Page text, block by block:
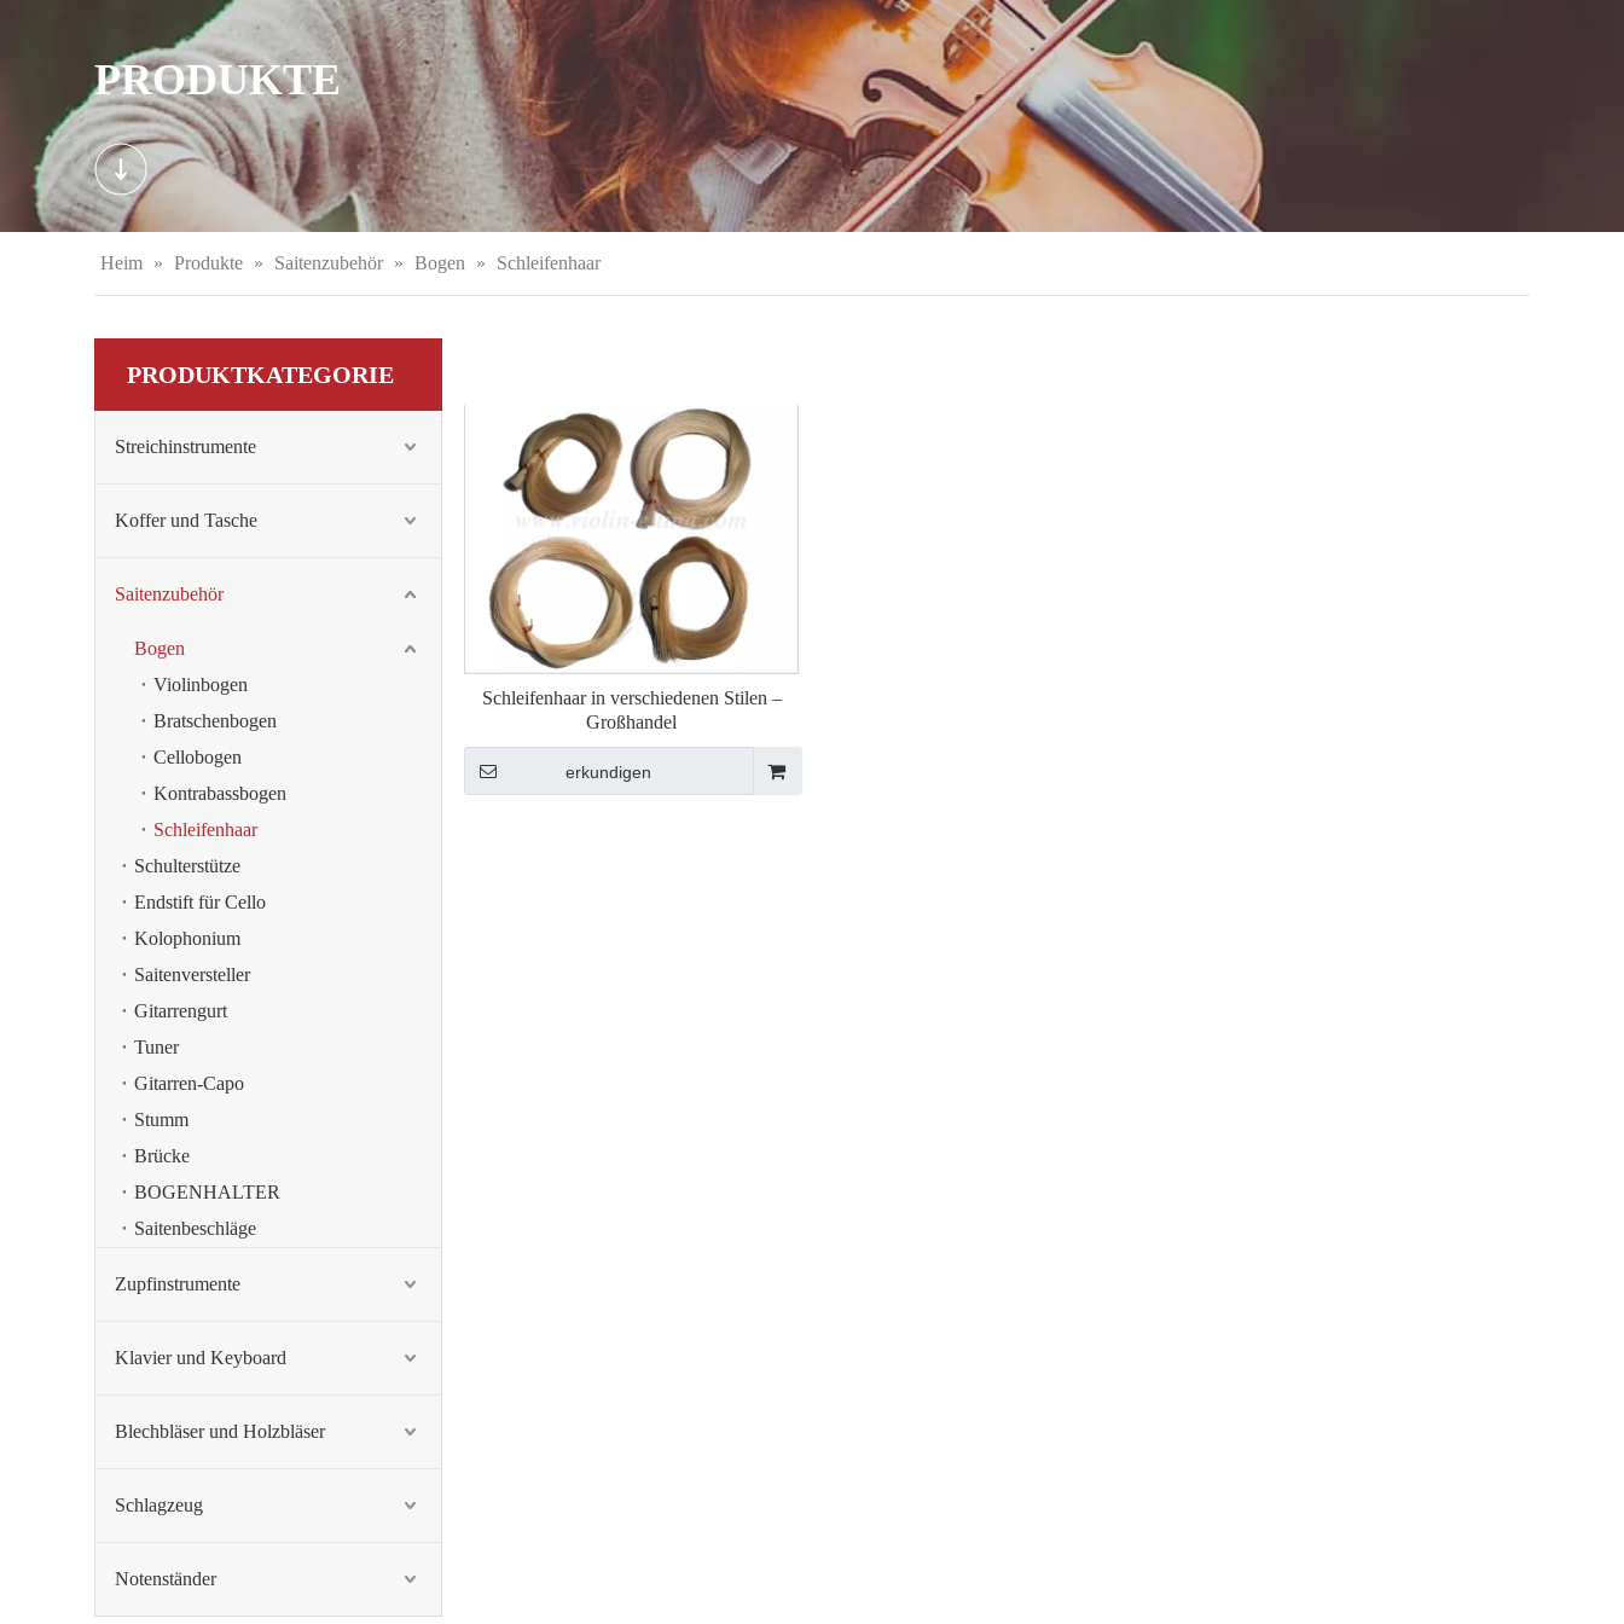
PRODUKTE
Heim » Produkte » Saitenzubehör » Bogen » Schleifenhaar
PRODUKTKATEGORIE
Streichinstrumente
Koffer und Tasche
Saitenzubehör
Bogen
Violinbogen
Bratschenbogen
Cellobogen
Kontrabassbogen
Schleifenhaar
Schulterstütze
Endstift für Cello
Kolophonium
Saitenversteller
Gitarrengurt
Tuner
Gitarren-Capo
Stumm
Brücke
BOGENHALTER
Saitenbeschläge
Zupfinstrumente
Klavier und Keyboard
Blechbläser und Holzbläser
Schlagzeug
Notenständer
Schleifenhaar in verschiedenen Stilen –
Großhandel
erkundigen